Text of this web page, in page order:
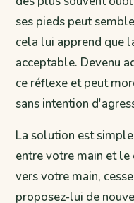
ses pieds peut
cela lui apprend que
acceptable. Devenu
ce réflexe et peut
sans intention
La solution est
entre votre main et le
vers votre main,
proposez-lui de